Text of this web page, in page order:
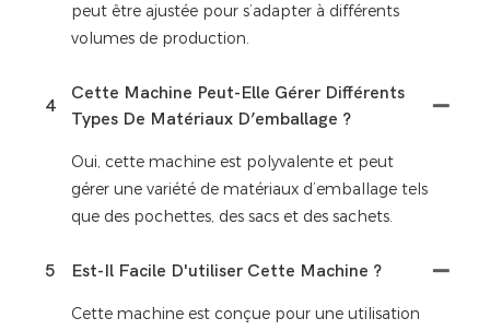
peut être ajustée pour s’adapter à différents
volumes de production.
4
Cette Machine Peut-Elle Gérer Différents
Types De Matériaux D’emballage ?
Oui, cette machine est polyvalente et peut
gérer une variété de matériaux d’emballage tels
que des pochettes, des sacs et des sachets.
5 Est-Il Facile D'utiliser Cette Machine ?
Cette machine est conçue pour une utilisation